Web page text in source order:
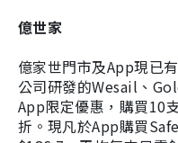
億世家
億家世門市及App現已
公司研發的Wesail、
App限定優惠，購買10
折。現凡於App購買